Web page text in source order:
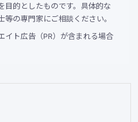
目的としたものです。具体的な
の専門家にご相談ください。
イト広告（PR）が含まれる場合